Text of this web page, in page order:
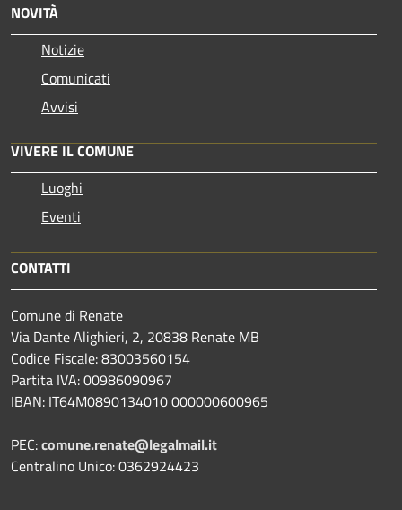
NOVITÀ
Notizie
Comunicati
Avvisi
VIVERE IL COMUNE
Luoghi
Eventi
CONTATTI
Comune di Renate
Via Dante Alighieri, 2, 20838 Renate MB
Codice Fiscale: 83003560154
Partita IVA: 00986090967
IBAN: IT64M0890134010 000000600965
PEC:comune.renate@legalmail.it
Centralino Unico: 0362924423